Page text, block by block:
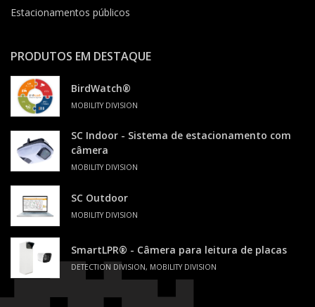
Estacionamentos públicos
PRODUTOS EM DESTAQUE
BirdWatch®
MOBILITY DIVISION
SC Indoor - Sistema de estacionamento com
câmera
MOBILITY DIVISION
SC Outdoor
MOBILITY DIVISION
SmartLPR® - Câmera para leitura de placas
DETECTION DIVISION, MOBILITY DIVISION